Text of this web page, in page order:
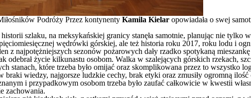
Podróży Przez kontynenty Kamila Kielar opowiadała o swej
szlaku, na meksykańskiej granicy stanęła samotnie, planując nie tylko
wędrówki górskiej, ale też historia roku 2017, roku lodu i
z najpotężniejszych sezonów pożarowych dały rzadko spotykaną
odebrał życie kilkunastu osobom. Walka w szalejących górskich rzekach,
stanach, które trzeba było omijać oraz skomplikowana przez to wszystko
wiedzy, najgorsze ludzkie cechy, brak etyki oraz zmusiły ogromną ilość
i przypadkowym osobom trzeba było zaufać całkowicie w kwestii
zachowania.